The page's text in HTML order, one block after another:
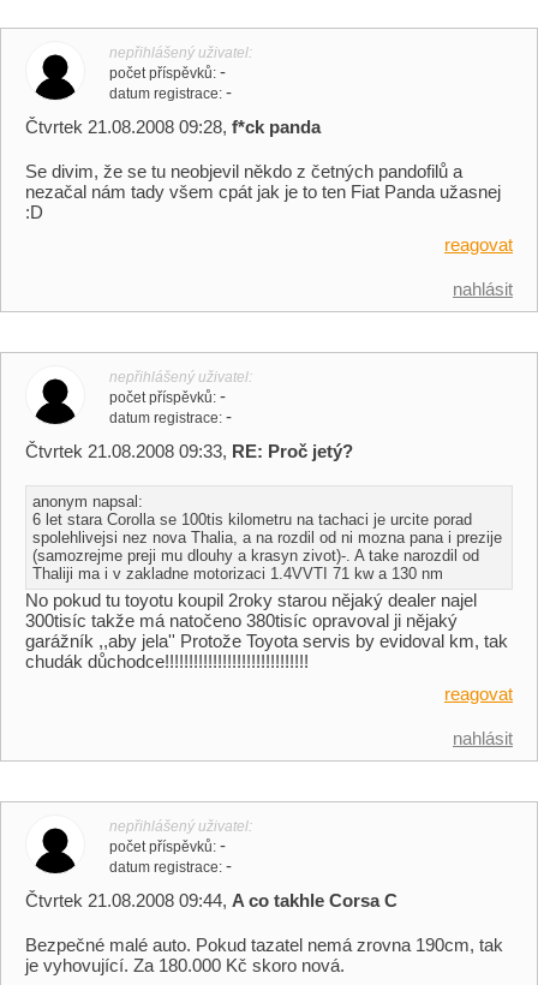
nepřihlášený uživatel
počet příspěvků -
datum registrace -
Čtvrtek 21.08.2008 09:28, f*ck panda
Se divim, že se tu neobjevil někdo z četných pandofilů a
nezačal nám tady všem cpát jak je to ten Fiat Panda užasnej
:D
reagovat
nahlásit
nepřihlášený uživatel
počet příspěvků -
datum registrace -
Čtvrtek 21.08.2008 09:33, RE: Proč jetý?
anonym napsal:
6 let stara Corolla se 100tis kilometru na tachaci je urcite porad
spolehlivejsi nez nova Thalia, a na rozdil od ni mozna pana i prezije
(samozrejme preji mu dlouhy a krasyn zivot)-. A take narozdil od
Thaliji ma i v zakladne motorizaci 1.4VVTI 71 kw a 130 nm
No pokud tu toyotu koupil 2roky starou nějaký dealer najel
300tisíc takže má natočeno 380tisíc opravoval ji nějaký
garážník ,,aby jela'' Protože Toyota servis by evidoval km, tak
chudák důchodce!!!!!!!!!!!!!!!!!!!!!!!!!!!!!!
reagovat
nahlásit
nepřihlášený uživatel
počet příspěvků -
datum registrace -
Čtvrtek 21.08.2008 09:44, A co takhle Corsa C
Bezpečné malé auto. Pokud tazatel nemá zrovna 190cm, tak
je vyhovující. Za 180.000 Kč skoro nová.